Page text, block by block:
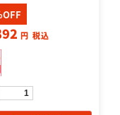
円 税込